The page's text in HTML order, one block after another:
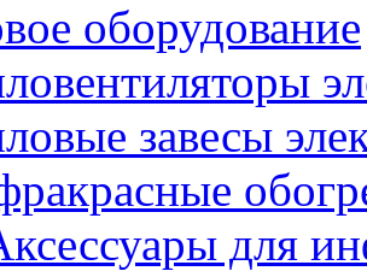
оборудование
завесы
для